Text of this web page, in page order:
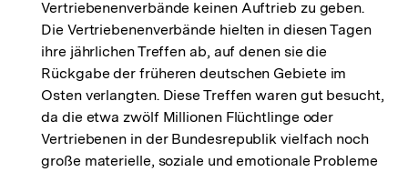
Vertriebenenverbände keinen Auftrieb zu geben.
Die Vertriebenenverbände hielten in diesen Tagen
ihre jährlichen Treffen ab, auf denen sie die
Rückgabe der früheren deutschen Gebiete im
Osten verlangten. Diese Treffen waren gut besucht,
da die etwa zwölf Millionen Flüchtlinge oder
Vertriebenen in der Bundesrepublik vielfach noch
große materielle, soziale und emotionale Probleme